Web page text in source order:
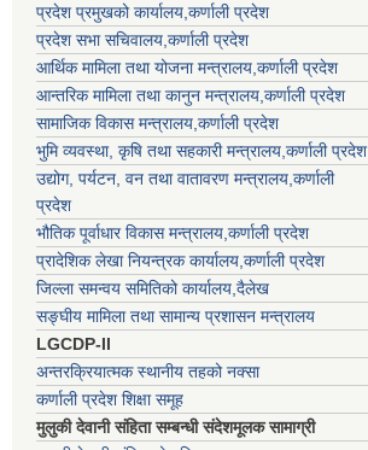
प्रदेश प्रमुखको कार्यालय,कर्णाली प्रदेश
प्रदेश सभा सचिवालय,कर्णाली प्रदेश
आर्थिक मामिला तथा योजना मन्त्रालय,कर्णाली प्रदेश
आन्तरिक मामिला तथा कानुन मन्त्रालय,कर्णाली प्रदेश
सामाजिक विकास मन्त्रालय,कर्णाली प्रदेश
भुमि व्यवस्था, कृषि तथा सहकारी मन्त्रालय,कर्णाली प्रदेश
उद्योग, पर्यटन, वन तथा वातावरण मन्त्रालय,कर्णाली
प्रदेश
भौतिक पूर्वाधार विकास मन्त्रालय,कर्णाली प्रदेश
प्रादेशिक लेखा नियन्त्रक कार्यालय,कर्णाली प्रदेश
जिल्ला समन्वय समितिको कार्यालय,दैलेख
सङ्घीय मामिला तथा सामान्य प्रशासन मन्त्रालय
LGCDP-II
अन्तरक्रियात्मक स्थानीय तहको नक्सा
कर्णाली प्रदेश शिक्षा समूह
मुलुकी देवानी संहिता सम्बन्धी संदेशमूलक सामाग्री